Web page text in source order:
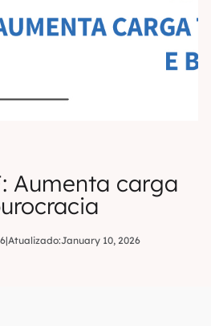
Aumenta carga
|Atualizado:January 10, 2026